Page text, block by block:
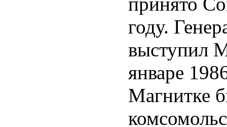
году.
выступил
январе
Магнитке